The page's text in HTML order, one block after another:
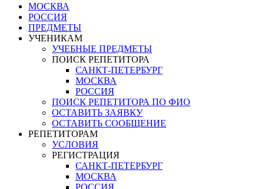
МОСКВА
РОССИЯ
ПРЕДМЕТЫ
УЧЕНИКАМ
УЧЕБНЫЕ ПРЕДМЕТЫ
ПОИСК РЕПЕТИТОРА
САНКТ-ПЕТЕРБУРГ
МОСКВА
РОССИЯ
ПОИСК РЕПЕТИТОРА ПО ФИО
ОСТАВИТЬ ЗАЯВКУ
ОСТАВИТЬ СООБЩЕНИЕ
РЕПЕТИТОРАМ
УСЛОВИЯ
РЕГИСТРАЦИЯ
САНКТ-ПЕТЕРБУРГ
МОСКВА
РОССИЯ